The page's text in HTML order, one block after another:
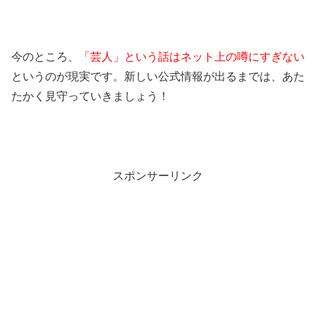
今のところ、
「芸人」という話はネット上の噂にすぎない
というのが現実です。新しい公式情報が出るまでは、あた
たかく見守っていきましょう！
スポンサーリンク